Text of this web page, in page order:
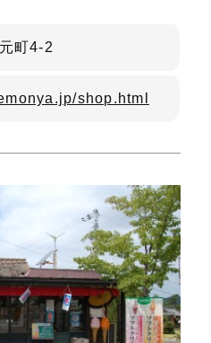
町4-2
shop.html